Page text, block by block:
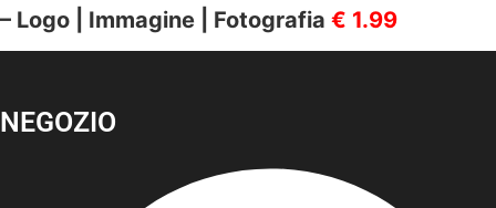
– Logo | Immagine | Fotografia € 1.99
NEGOZIO